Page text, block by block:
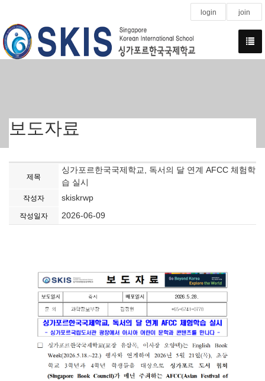
login join
보도자료
제목
싱가포르한국국제학교, 독서의 달 연계 AFCC 체험학
습 실시
작성자 skiskrwp
작성일자 2026-06-09